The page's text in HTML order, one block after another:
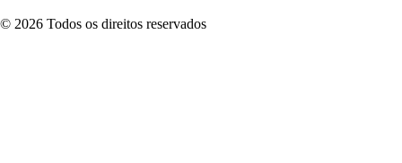
© 2026 Todos os direitos reservados